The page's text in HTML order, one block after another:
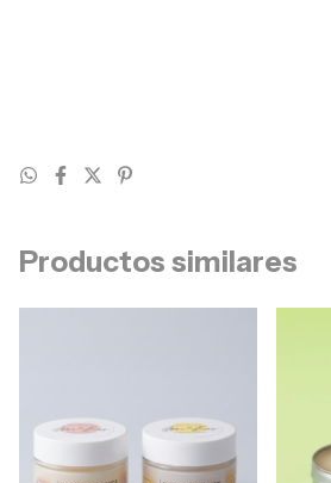
Productos similares